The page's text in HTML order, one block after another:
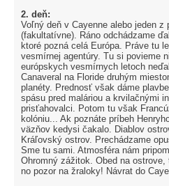
2. deň:
Voľný deň v Cayenne alebo jeden
(fakultatívne). Ráno odchádzame
ktoré pozná celá Európa. Práve tu
vesmírnej agentúry. Tu si povieme
európskych vesmírnych letoch
Canaveral na Floride druhým
planéty. Prednosť však dáme
spásu pred maláriou a krvilačnými
prisťahovalci. Potom tu však
kolóniu... Ak poznáte príbeh
väzňov kedysi čakalo. Diablov
Kráľovský ostrov. Prechádzame
Sme tu sami. Atmosféra nám
Ohromný zážitok. Obed na
no pozor na žraloky! Návrat do